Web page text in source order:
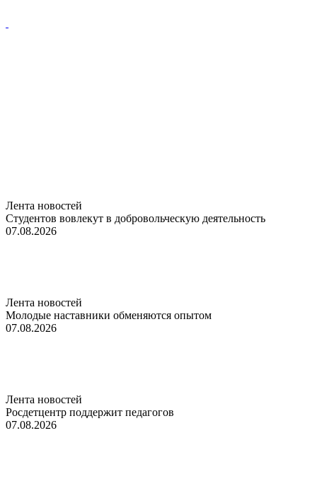
Лента новостей
Студентов вовлекут в добровольческую деятельность
07.08.2026
Лента новостей
Молодые наставники обменяются опытом
07.08.2026
Лента новостей
Росдетцентр поддержит педагогов
07.08.2026